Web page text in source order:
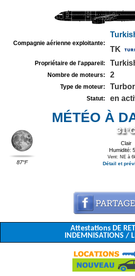
Compagnie aérienne exploitante:
TK
Propriétaire de l'appareil:
Nombre de moteurs: 2
Type de moteur:
Statut: en
MÉTÉO À
87°F
Clair
Humidité:
Vent: NE à
Détail et
Attestations DE
INDEMNISATIONS /